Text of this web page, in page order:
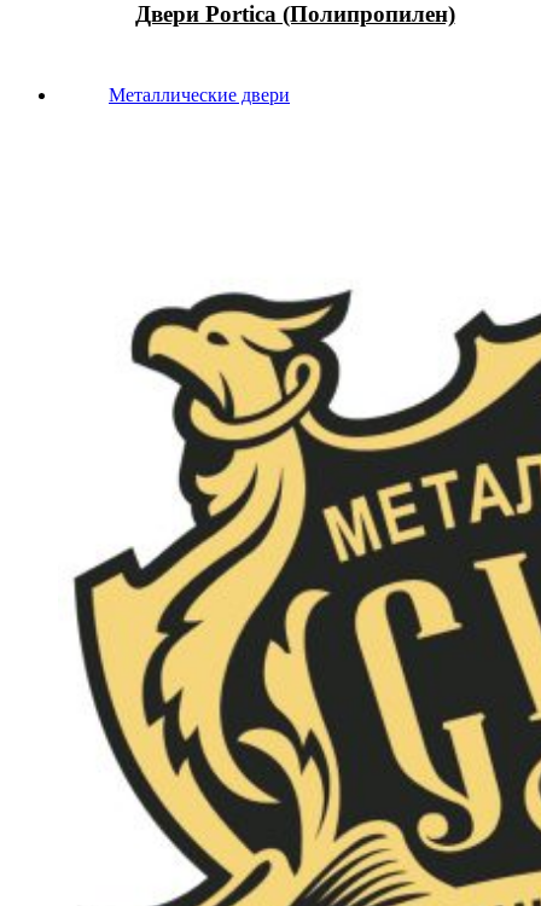
Двери Portica (Полипропилен)
Металлические двери